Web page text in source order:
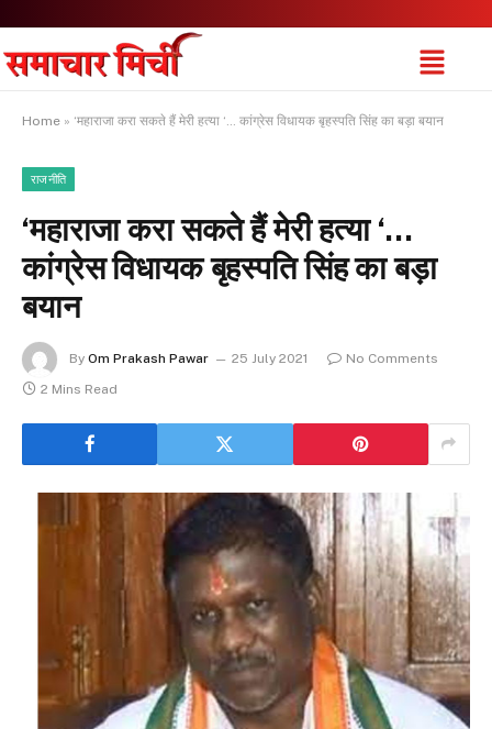
Home » ‘महाराजा करा सकते हैं मेरी हत्या ‘… कांग्रेस विधायक बृहस्पति सिंह का बड़ा बयान
राजनीति
‘महाराजा करा सकते हैं मेरी हत्या ‘…
कांग्रेस विधायक बृहस्पति सिंह का बड़ा
बयान
By Om Prakash Pawar 25 July 2021
No Comments
2 Mins Read